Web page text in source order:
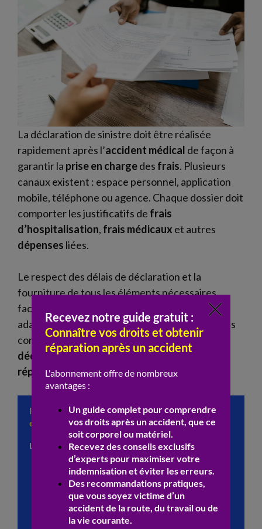
La déclaration de sinistre doit être réalisée
rapidement après l’accident médical de façon à
garantir la prise en chargedes frais. Plusieurs
canaux existent : espace personnel, application
mobile, téléphone ou agence. Chaque dossier doit
comporter les justificatifs de frais
d’hospitalisation, frais médicaux et autres
dépenses liées.
Le respect des délais de déclaration et la
fourniture de tous les éléments nécessaires
facilitent l’obtention d’une
adaptée. Lavictimedoit veiller à bien vérifier les
conditions decouvertureet les plafonds de
dédommagement afin d’obtenir la meilleure
réparationpossible.